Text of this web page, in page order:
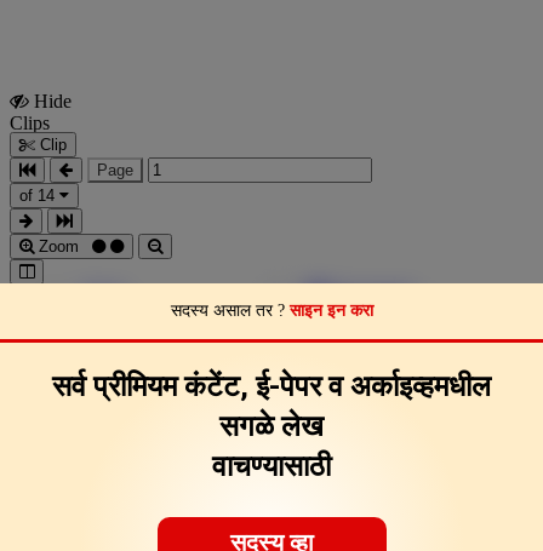
सदस्य असाल तर ?साइन इन करा
सर्व प्रीमियम कंटेंट, ई-पेपर व अर्काइव्हमधील
सगळे लेख
वाचण्यासाठी
सदस्य व्हा
Hide
Clips
Clip
Page
of 14
Zoom
Feedback